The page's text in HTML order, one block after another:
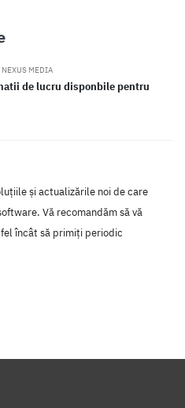
NEXUS MEDIA
de lucru disponbile pentru
și actualizările noi de care
Vă recomandăm să vă
încât să primiți periodic